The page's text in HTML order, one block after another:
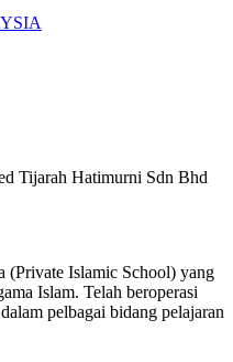
Tijarah Hatimurni Sdn Bhd
Islamic School) yang
Islam. Telah beroperasi
pelbagai bidang pelajaran